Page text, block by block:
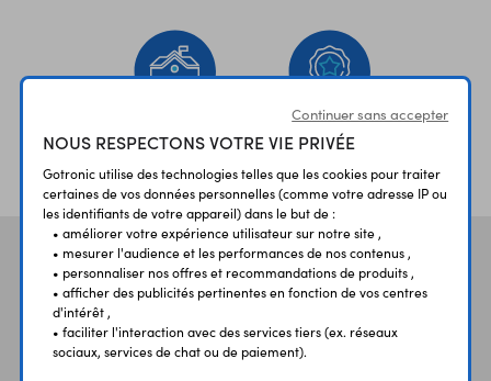
ÉTABLISSEMENTS
SCOLAIRES
PLUS 30 ANS
D’EXPERIENCE
Vos aviset témoignages
Continuer sans accepter
NOUS RESPECTONS VOTRE VIE PRIVÉE
Gotronic utilise des technologies telles que les cookies pour traiter
certaines de vos données personnelles (comme votre adresse IP ou
les identifiants de votre appareil) dans le but de :
• améliorer votre expérience utilisateur sur notre site ,
• mesurer l'audience et les performances de nos contenus ,
• personnaliser nos offres et recommandations de produits ,
• afficher des publicités pertinentes en fonction de vos centres
d'intérêt ,
• faciliter l'interaction avec des services tiers (ex. réseaux
sociaux, services de chat ou de paiement).